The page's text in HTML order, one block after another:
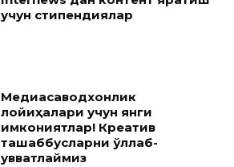
учун стипендиялар
Медиасаводхонлик
лойиҳалари учун янги
имкониятлар! Креатив
ташаббусларни қўллаб-
қувватлаймиз